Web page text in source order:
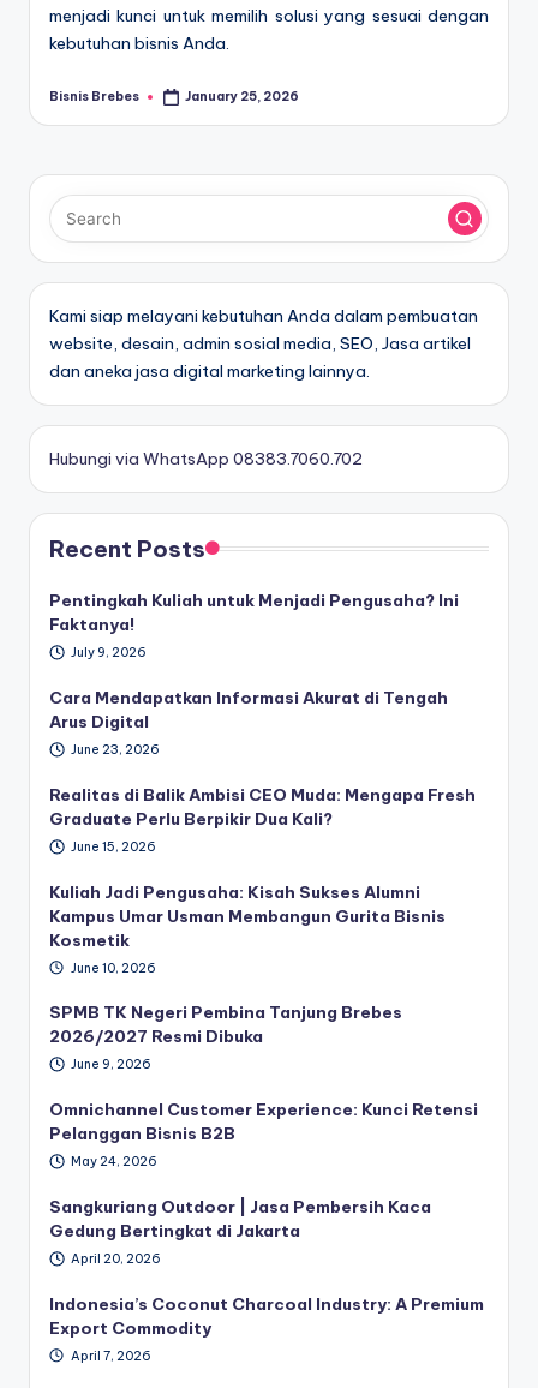
menjadi kunci untuk memilih solusi yang sesuai dengan
kebutuhan bisnis Anda.
Posted
Bisnis Brebes January 25, 2026
Kami siap melayani kebutuhan Anda dalam pembuatan
website, desain, admin sosial media, SEO, Jasa artikel
dan aneka jasa digital marketing lainnya.
Hubungi via WhatsApp 08383.7060.702
Recent Posts
Pentingkah Kuliah untuk Menjadi Pengusaha? Ini
Faktanya!
July 9, 2026
Cara Mendapatkan Informasi Akurat di Tengah
Arus Digital
June 23, 2026
Realitas di Balik Ambisi CEO Muda: Mengapa Fresh
Graduate Perlu Berpikir Dua Kali?
June 15, 2026
Kuliah Jadi Pengusaha: Kisah Sukses Alumni
Kampus Umar Usman Membangun Gurita Bisnis
Kosmetik
June 10, 2026
SPMB TK Negeri Pembina Tanjung Brebes
2026/2027 Resmi Dibuka
June 9, 2026
Omnichannel Customer Experience: Kunci Retensi
Pelanggan Bisnis B2B
May 24, 2026
Sangkuriang Outdoor | Jasa Pembersih Kaca
Gedung Bertingkat di Jakarta
April 20, 2026
Indonesia’s Coconut Charcoal Industry: A Premium
Export Commodity
April 7, 2026